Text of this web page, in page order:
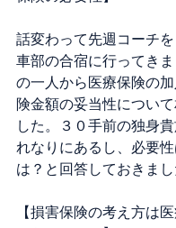
話変わって先週コーチ
車部の合宿に行ってき
の一人から医療保険の
険金額の妥当性につい
した。３０手前の独身
れなりにあるし、必要
は？と回答しておきまし
【損害保険の考え方は